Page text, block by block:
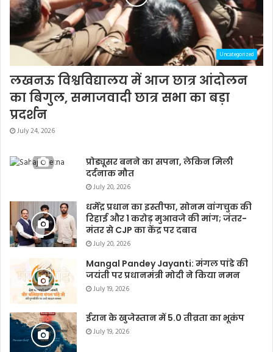
Uncategorized
लखनऊ विश्वविद्यालय में आज छात्र आंदोलन
का बिगुल, समाजवादी छात्र सभा का बड़ा
प्रदर्शन
July 24, 2026
प्रोड्यूसर बनने का सपना, लेकिन मिली
दर्दनाक मौत
July 20, 2026
धर्मेंद्र प्रधान का इस्तीफा, सोनम वांगचुक की
रिहाई और 1 करोड़ मुआवजे की मांग; जंतर-
मंतर से CJP का केंद्र पर दबाव
July 20, 2026
Mangal Pandey Jayanti: मंगल पांडे की
जयंती पर प्रधानमंत्री मोदी ने किया नमन
July 19, 2026
ईरान के खुजेस्तान में 5.0 तीव्रता का भूकंप
July 19, 2026